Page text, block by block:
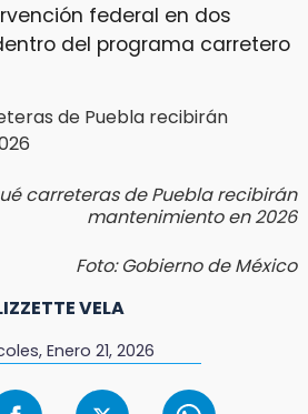
federal en dos
del programa carretero
carreteras de Puebla recibirán
mantenimiento en 2026
Foto: Gobierno de México
VELA
Enero 21, 2026